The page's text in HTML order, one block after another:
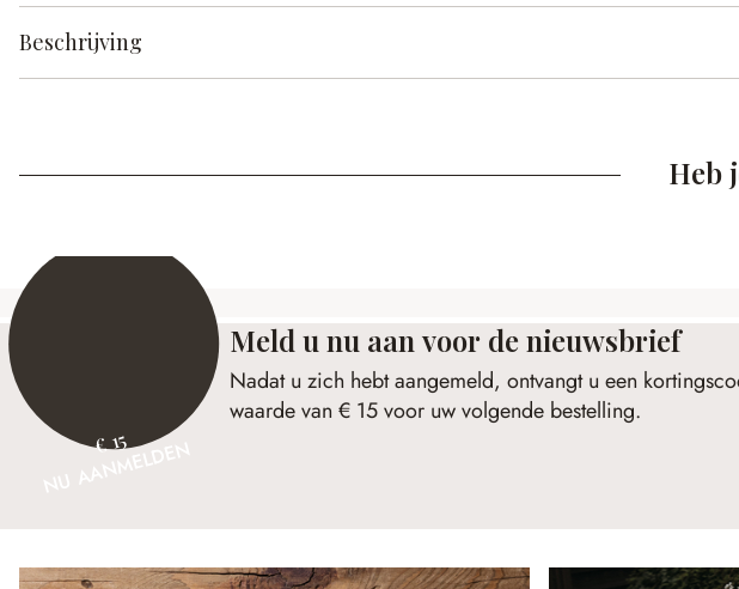
Beschrijving
Heb
€ 15
NU AANMELDEN
Meld u nu aan voor de nieuwsbrief
Nadat u zich hebt aangemeld, ontvangt u een
waarde van € 15 voor uw volgende bestelling.